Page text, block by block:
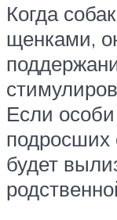
Когда
щенками,
Если
подросших
будет